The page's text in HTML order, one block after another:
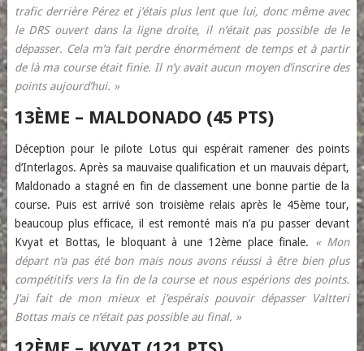
trafic derrière Pérez et j’étais plus lent que lui, donc même avec
le DRS ouvert dans la ligne droite, il n’était pas possible de le
dépasser. Cela m’a fait perdre énormément de temps et à partir
de là ma course était finie. Il n’y avait aucun moyen d’inscrire des
points aujourd’hui. »
13ÈME – MALDONADO (45 PTS)
Déception pour le pilote Lotus qui espérait ramener des points
d’Interlagos. Après sa mauvaise qualification et un mauvais départ,
Maldonado a stagné en fin de classement une bonne partie de la
course. Puis est arrivé son troisième relais après le 45ème tour,
beaucoup plus efficace, il est remonté mais n’a pu passer devant
Kvyat et Bottas, le bloquant à une 12ème place finale. « Mon
départ n’a pas été bon mais nous avons réussi à être bien plus
compétitifs vers la fin de la course et nous espérions des points.
J’ai fait de mon mieux et j’espérais pouvoir dépasser Valtteri
Bottas mais ce n’était pas possible au final. »